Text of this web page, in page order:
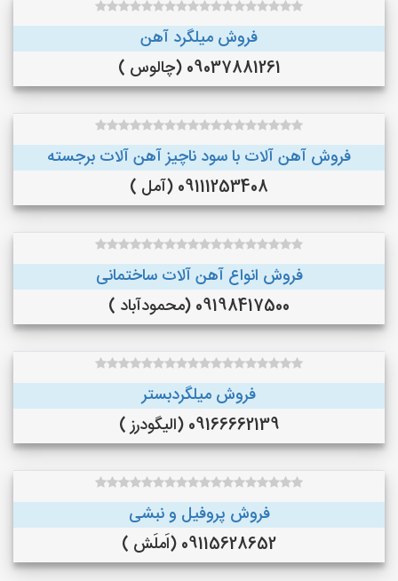
فروش میلگرد آهن
09037881261 (چالوس )
فروش آهن آلات با سود ناچیز آهن آلات برجسته
09111253408 (آمل )
فروش انواع آهن آلات ساختمانی
09198417500 (محمودآباد )
فروش میلگردبستر
09166662139 (الیگودرز )
فروش پروفیل و نبشی
09115628652 (اَملَش )